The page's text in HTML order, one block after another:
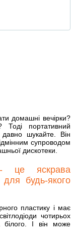
домашні вечірки?
Тоді портативний
шукайте. Він
супроводом
дискотеки.
це яскрава
для будь-якого
пластику і має
чотирьох
білого. І він може